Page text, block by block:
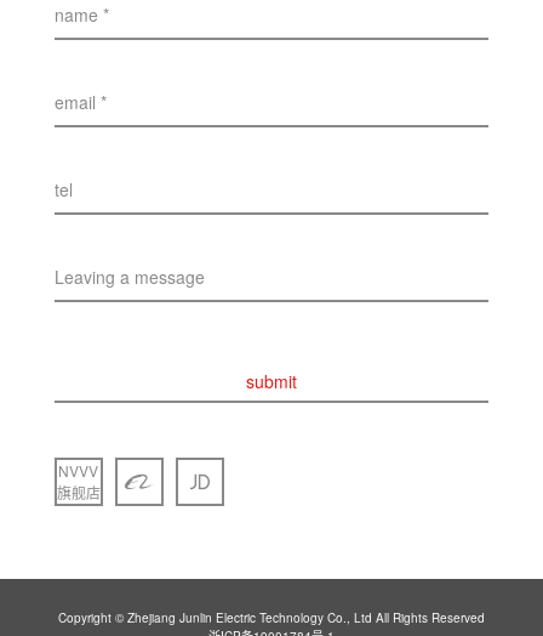
name *
email *
tel
Leaving a message
submit
NVVV
旗舰店
Copyright © Zhejiang Junlin Electric Technology Co., Ltd All Rights Reserved